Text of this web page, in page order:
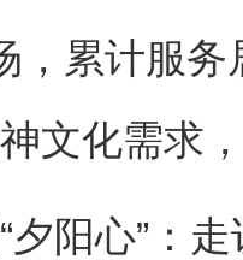
，累计服
文化需求
心”：走